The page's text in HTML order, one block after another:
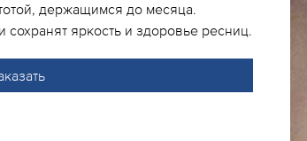
держащимся до месяца.
яркость и здоровье ресниц.